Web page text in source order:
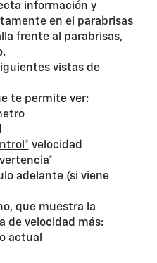
información y
en el parabrisas
frente al parabrisas,
vistas de
te permite ver:
velocidad
adelante (si viene
que muestra la
de velocidad más:
actual